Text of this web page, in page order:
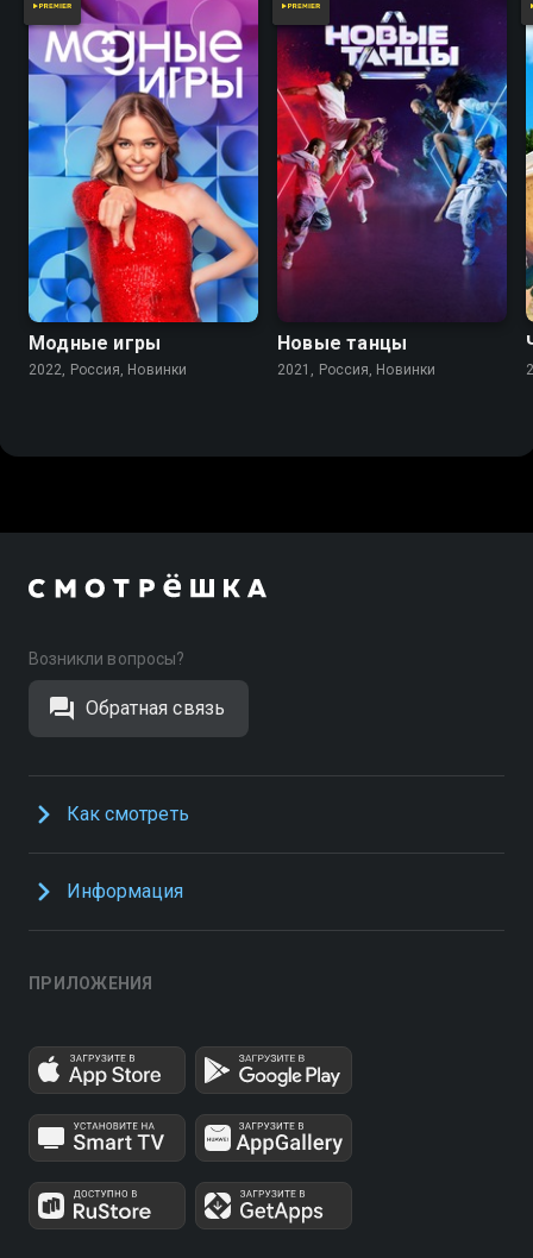
Модные игры
2022, Россия, Новинки
Новые танцы
2021, Россия, Новинки
Возникли вопросы?
Обратная связь
Как смотреть
Информация
ПРИЛОЖЕНИЯ